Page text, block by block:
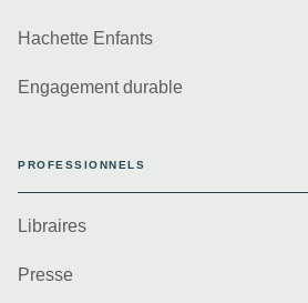
Hachette Enfants
Engagement durable
PROFESSIONNELS
Libraires
Presse